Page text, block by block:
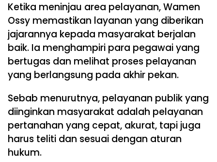
Ketika meninjau area pelayanan, Wamen
Ossy memastikan layanan yang diberikan
jajarannya kepada masyarakat berjalan
baik. Ia menghampiri para pegawai yang
bertugas dan melihat proses pelayanan
yang berlangsung pada akhir pekan.
Sebab menurutnya, pelayanan publik yang
diinginkan masyarakat adalah pelayanan
pertanahan yang cepat, akurat, tapi juga
harus teliti dan sesuai dengan aturan
hukum.